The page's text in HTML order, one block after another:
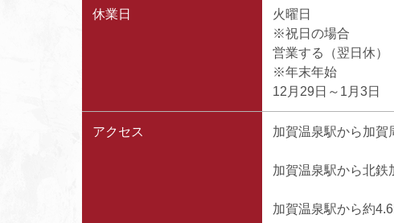
休業日
火曜日
※祝日の場合
営業する（翌日休）
※年末年始
12月29日～1月3日
アクセス 加賀温泉駅から加
加賀温泉駅から北
加賀温泉駅から約